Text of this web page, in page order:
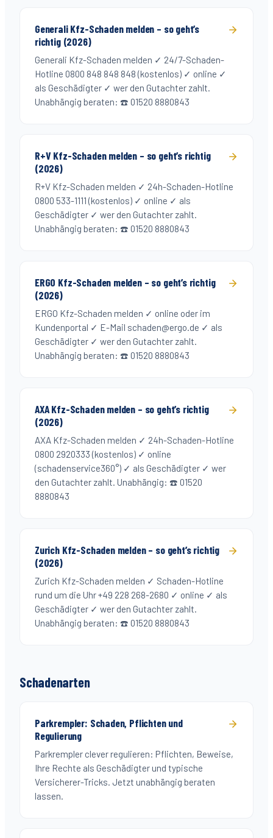
Generali Kfz-Schaden melden – so geht’s
richtig (2026)
Generali Kfz-Schaden melden ✓ 24/7-Schaden-
Hotline 0800 848 848 848 (kostenlos) ✓ online ✓
als Geschädigter ✓ wer den Gutachter zahlt.
Unabhängig beraten: ☎️ 01520 8880843
R+V Kfz-Schaden melden – so geht’s richtig
(2026)
R+V Kfz-Schaden melden ✓ 24h-Schaden-Hotline
0800 533-1111 (kostenlos) ✓ online ✓ als
Geschädigter ✓ wer den Gutachter zahlt.
Unabhängig beraten: ☎️ 01520 8880843
ERGO Kfz-Schaden melden – so geht’s richtig
(2026)
ERGO Kfz-Schaden melden ✓ online oder im
Kundenportal ✓ E-Mail schaden@ergo.de ✓ als
Geschädigter ✓ wer den Gutachter zahlt.
Unabhängig beraten: ☎️ 01520 8880843
AXA Kfz-Schaden melden – so geht’s richtig
(2026)
AXA Kfz-Schaden melden ✓ 24h-Schaden-Hotline
0800 2920333 (kostenlos) ✓ online
(schadenservice360°) ✓ als Geschädigter ✓ wer
den Gutachter zahlt. Unabhängig: ☎️ 01520
8880843
Zurich Kfz-Schaden melden – so geht’s richtig
(2026)
Zurich Kfz-Schaden melden ✓ Schaden-Hotline
rund um die Uhr +49 228 268-2680 ✓ online ✓ als
Geschädigter ✓ wer den Gutachter zahlt.
Unabhängig beraten: ☎️ 01520 8880843
Schadenarten
Parkrempler: Schaden, Pflichten und
Regulierung
Parkrempler clever regulieren: Pflichten, Beweise,
Ihre Rechte als Geschädigter und typische
Versicherer-Tricks. Jetzt unabhängig beraten
lassen.